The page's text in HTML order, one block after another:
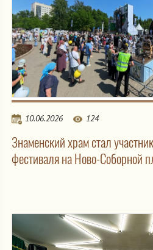
10.06.2026 124
Знаменский храм стал
фестиваля на Ново-Соборной